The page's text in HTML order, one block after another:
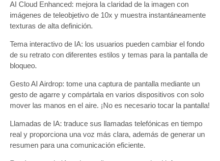
AI Cloud Enhanced: mejora la claridad de la imagen con
imágenes de teleobjetivo de 10x y muestra instantáneamente
texturas de alta definición.
Tema interactivo de IA: los usuarios pueden cambiar el fondo
de su retrato con diferentes estilos y temas para la pantalla de
bloqueo.
Gesto AI Airdrop: tome una captura de pantalla mediante un
gesto de agarre y compártala en varios dispositivos con solo
mover las manos en el aire. ¡No es necesario tocar la pantalla!
Llamadas de IA: traduce sus llamadas telefónicas en tiempo
real y proporciona una voz más clara, además de generar un
resumen para una comunicación eficiente.